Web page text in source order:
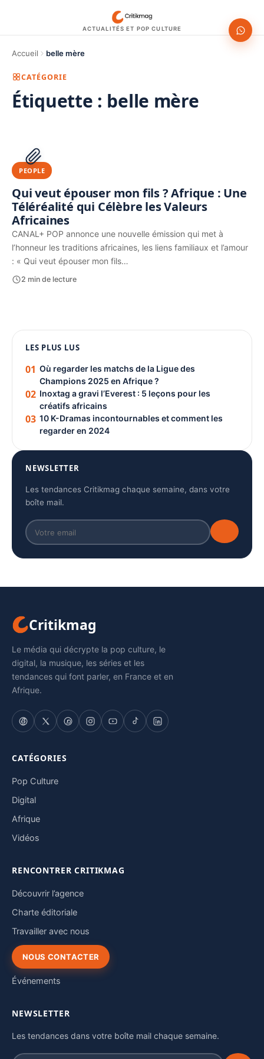
ACTUALITÉS ET POP CULTURE
Accueil belle mère
CATÉGORIE
Étiquette : belle mère
PUBLICITÉ
PEOPLE
Qui veut épouser mon fils ? Afrique : Une
Téléréalité qui Célèbre les Valeurs
Africaines
CANAL+ POP annonce une nouvelle émission qui met à
l’honneur les traditions africaines, les liens familiaux et l’amour
: « Qui veut épouser mon fils…
2 min de lecture
PUBLICITÉ
LES PLUS LUS
01 Où regarder les matchs de la Ligue des
Champions 2025 en Afrique ?
02 Inoxtag a gravi l’Everest : 5 leçons pour les
créatifs africains
03 10 K-Dramas incontournables et comment les
regarder en 2024
NEWSLETTER
Les tendances Critikmag chaque semaine, dans votre
boîte mail.
Critikmag
Le média qui décrypte la pop culture, le
digital, la musique, les séries et les
tendances qui font parler, en France et en
Afrique.
CATÉGORIES
Pop Culture
Digital
Afrique
Vidéos
RENCONTRER CRITIKMAG
Découvrir l’agence
Charte éditoriale
Travailler avec nous
NOUS CONTACTER
Événements
NEWSLETTER
Les tendances dans votre boîte mail chaque semaine.